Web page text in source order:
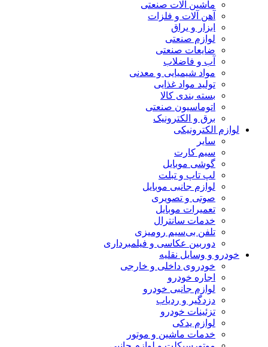
ماشین آلات صنعتی
آهن آلات و فلزات
ابزار و یراق
لوازم صنعتی
ضایعات صنعتی
آب و فاضلاب
مواد شیمیایی و معدنی
تولید مواد غذایی
بسته بندی کالا
اتوماسیون صنعتی
برق و الکترونیک
لوازم الکترونیکی
سایر
سیم کارت
گوشی موبایل
لپ تاپ و تبلت
لوازم جانبی موبایل
صوتی و تصویری
تعمیرات موبایل
خدمات سانترال
تلفن بی‌سیم رومیزی
دوربین عکاسی و فیلمبرداری
خودرو و وسایل نقلیه
خودروی داخلی و خارجی
اجاره خودرو
لوازم جانبی خودرو
دزدگیر و ردیاب
تزئینات خودرو
لوازم یدکی
خدمات ماشین و موتور